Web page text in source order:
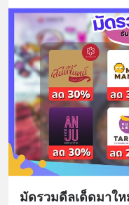
มัดรวมดีลเด็ดมาใ